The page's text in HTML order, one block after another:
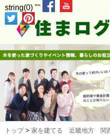
string(0) ""
トップ > 家を建てる 近畿地方 関